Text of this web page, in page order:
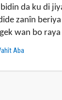
da ku di
zanîn
wan bo
Aba